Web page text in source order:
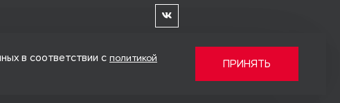
Политика конфиденциальности
в соответствии с политикой
ПРИНЯТЬ